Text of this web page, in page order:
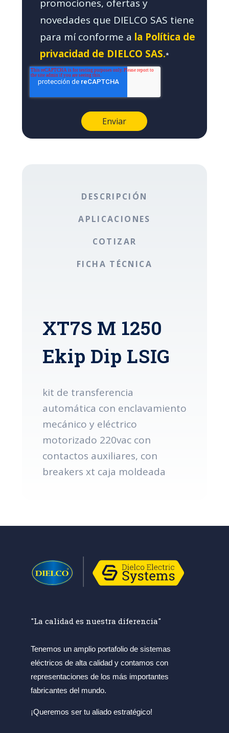
promociones, ofertas y
novedades que DIELCO SAS tiene
para mí conforme a la Política de
privacidad de DIELCO SAS.*
DESCRIPCIÓN
APLICACIONES
COTIZAR
FICHA TÉCNICA
XT7S M 1250
Ekip Dip LSIG
kit de transferencia
automática con enclavamiento
mecánico y eléctrico
motorizado 220vac con
contactos auxiliares, con
breakers xt caja moldeada
"La calidad es nuestra diferencia"
Tenemos un amplio portafolio de sistemas
eléctricos de alta calidad y contamos con
representaciones de los más importantes
fabricantes del mundo.
¡Queremos ser tu aliado estratégico!